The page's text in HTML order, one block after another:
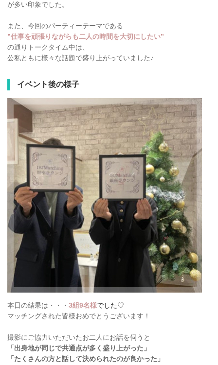
が多い印象でした。
また、今回のパーティーテーマである
”仕事を頑張りながらも二人の時間を大切にしたい”
の通りトークタイム中は、
公私ともに様々な話題で盛り上がっていました♪
イベント後の様子
本日の結果は・・・ 3組9名様でした♡
マッチングされた皆様おめでとうございます！
撮影にご協力いただいたお二人にお話を伺うと
「出身地が同じで共通点が多く盛り上がった」
「たくさんの方と話して決められたのが良かった」